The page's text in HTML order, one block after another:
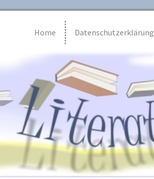
Home Datenschutzerklärung